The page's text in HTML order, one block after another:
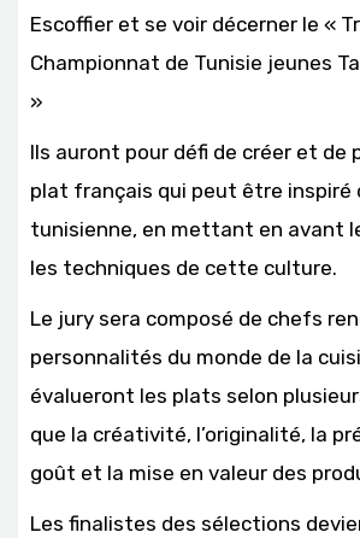
Escoffier et se voir décerner le «
Championnat de Tunisie jeunes
»
Ils auront pour défi de créer et de
plat français qui peut être inspiré
tunisienne, en mettant en avant
les techniques de cette culture.
Le jury sera composé de chefs
personnalités du monde de la
évalueront les plats selon
que la créativité, l’originalité, la
goût et la mise en valeur des
Les finalistes des sélections